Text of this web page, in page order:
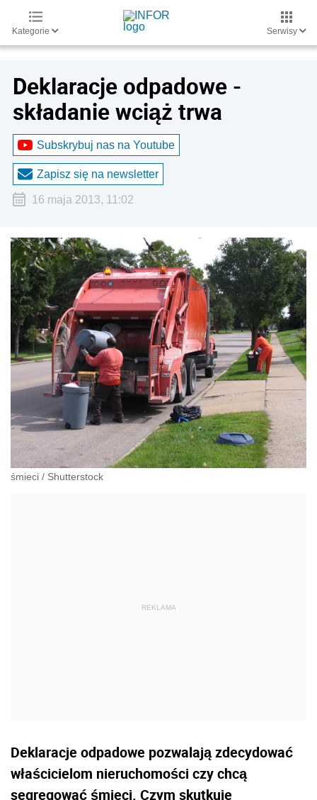
Kategorie Serwisy
Deklaracje odpadowe -
składanie wciąż trwa
Subskrybuj nas na Youtube
Zapisz się na newsletter
16 maja 2013, 11:02
śmieci / Shutterstock
Deklaracje odpadowe pozwalają zdecydować
właścicielom nieruchomości czy chcą
segregować śmieci. Czym skutkuje